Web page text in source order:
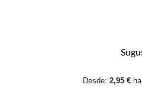
Desde: 2,95 €